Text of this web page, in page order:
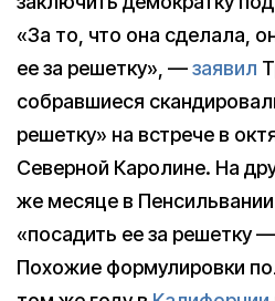
«За то, что она сделала,
ее за решетку», —заявил
собравшиеся
решетку» на встрече в
Северной Каролине. На
же месяце в
«посадить ее за решетку
Похожие формулировки